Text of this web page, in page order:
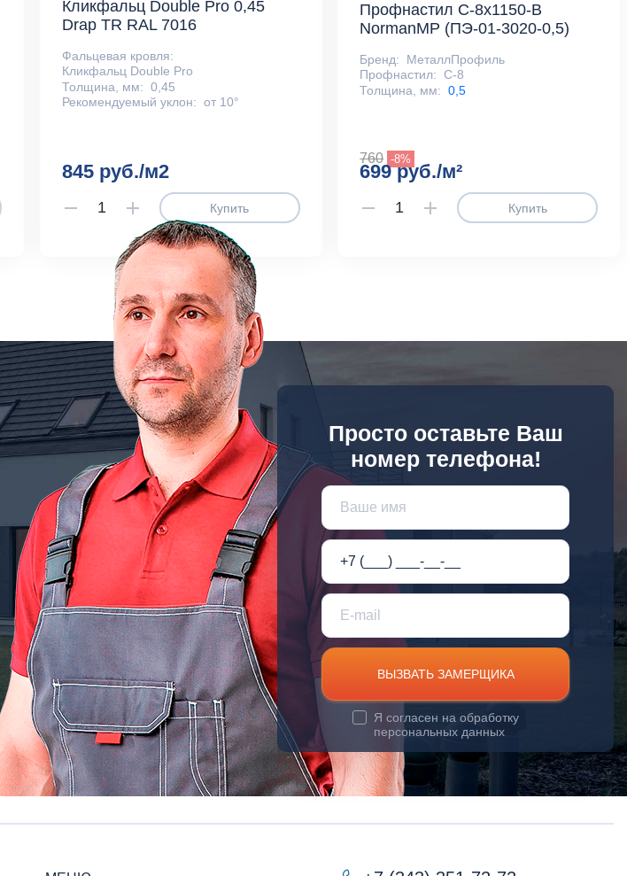
Кликфальц Double Pro 0,45
Drap TR RAL 7016
Фальцевая кровля:
Кликфальц Double Pro
Толщина, мм: 0,45
Рекомендуемый уклон: от 10°
845 руб./м2
Купить
Профнастил С-8x1150-B
NormanMP (ПЭ-01-3020-0,5)
Бренд:
МеталлПрофиль
Профнастил: С-8
Толщина, мм: 0,5
760 -8%
699 руб./м²
Купить
Просто оставьте Ваш
номер телефона!
ВЫЗВАТЬ ЗАМЕРЩИКА
Я согласен на обработку
персональных данных